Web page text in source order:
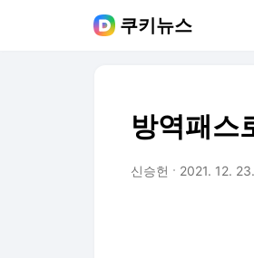
쿠키뉴스
방역패스
신승헌 2021. 12.